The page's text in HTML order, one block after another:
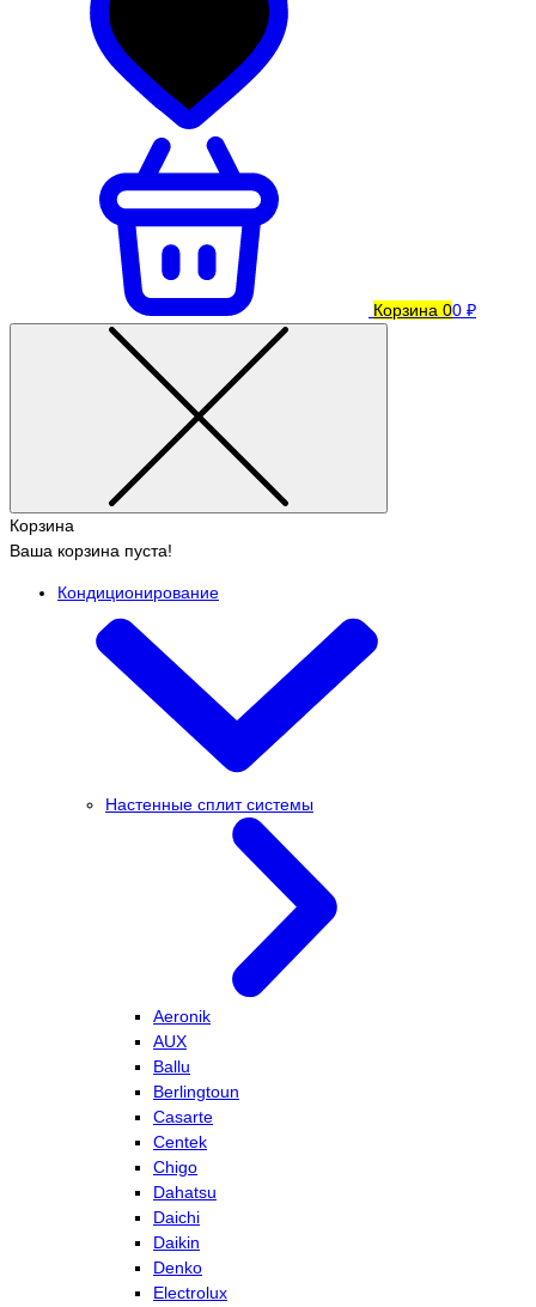
Корзина 00 ₽
Корзина
Ваша корзина пуста!
Кондиционирование
Настенные сплит системы
Aeronik
AUX
Ballu
Berlingtoun
Casarte
Centek
Chigo
Dahatsu
Daichi
Daikin
Denko
Electrolux